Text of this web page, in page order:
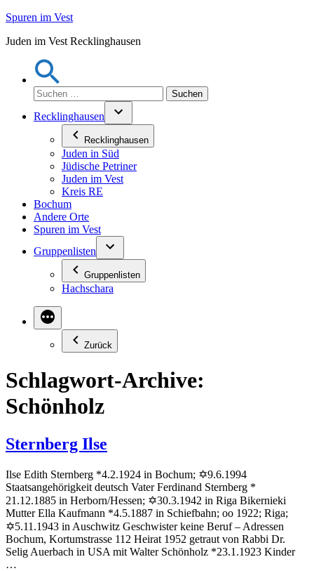
Zum
springen
Spuren im Vest
Juden im Vest Recklinghausen
Suchen
nach:
Recklinghausen
Recklinghausen
Juden in Süd
Jüdische Petriner
Juden im Vest
Kreis RE
Bochum
Andere Orte
Spuren im Vest
Gruppenlisten
Gruppenlisten
Hachschara
Zurück
Schlagwort-Archive:
Schönholz
Sternberg Ilse
Ilse Edith Sternberg *4.2.1924 in Bochum; ✡9.6.1994
Staatsangehörigkeit deutsch Vater Ferdinand Sternberg *
21.12.1885 in Herborn/Hessen; ✡30.3.1942 in Riga Bikernieki
Mutter Ella Kaufmann *4.5.1887 in Schiefbahn; oo 1922; Riga;
✡5.11.1943 in Auschwitz Geschwister keine Beruf – Adressen
Bochum, Kortumstrasse 112 Heirat 1952 getraut von Rabbi Dr.
Selig Auerbach in USA mit Walter Schönholz *23.1.1923 Kinder
…